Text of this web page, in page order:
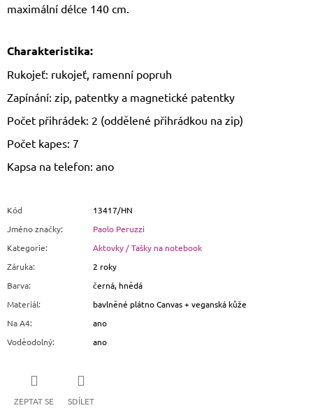
maximální délce 140 cm.
Charakteristika:
Rukojeť: rukojeť, ramenní popruh
Zapínání: zip, patentky a magnetické patentky
Počet přihrádek: 2 (oddělené přihrádkou na zip)
Počet kapes: 7
Kapsa na telefon: ano
Kód
13417/HN
Jméno značky:
Paolo Peruzzi
Kategorie:
Aktovky / Tašky na notebook
Záruka:
2 roky
Barva:
černá, hnědá
Materiál:
bavlněné plátno Canvas + veganská kůže
Na A4:
ano
Voděodolný: ano
ZEPTAT SE SDÍLET